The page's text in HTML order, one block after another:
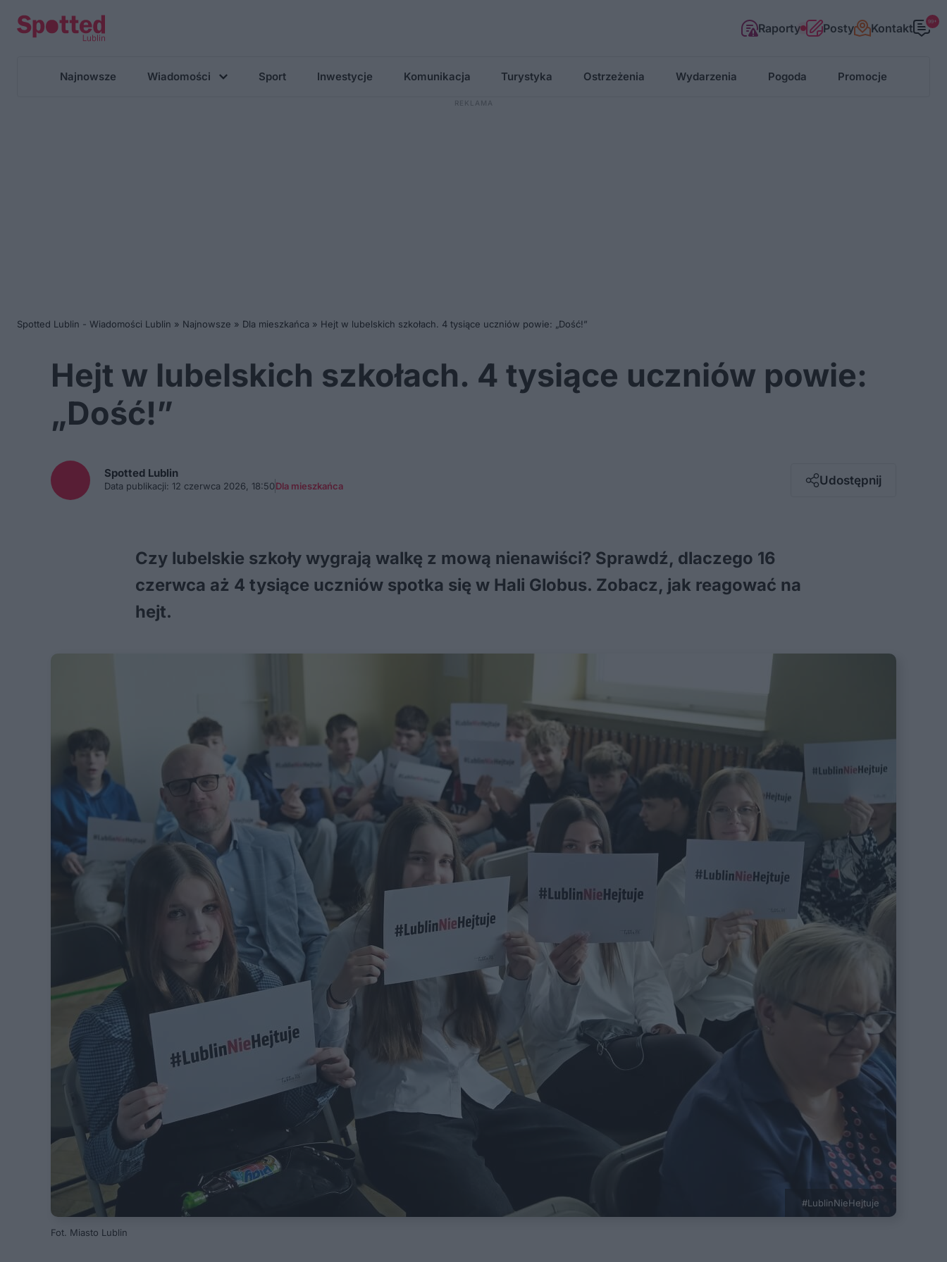
Raporty Posty Kontakt 99+
Najnowsze Wiadomości Sport Inwestycje Komunikacja Turystyka Ostrzeżenia Wydarzenia Pogoda Promocje
Spotted Lublin - Wiadomości Lublin » Najnowsze » Dla mieszkańca » Hejt w lubelskich szkołach. 4 tysiące uczniów powie: „Dość!”
Hejt w lubelskich szkołach. 4 tysiące uczniów powie:
„Dość!”
Spotted Lublin
Data publikacji: 12 czerwca 2026, 18:50Dla mieszkańca Udostępnij
Messenger
Czy lubelskie szkoły wygrają walkę z mową nienawiści? Sprawdź, dlaczego 16
czerwca aż 4 tysiące uczniów spotka się w Hali Globus. Zobacz, jak reagować na
hejt.
#LublinNieHejtuje
Fot. Miasto Lublin